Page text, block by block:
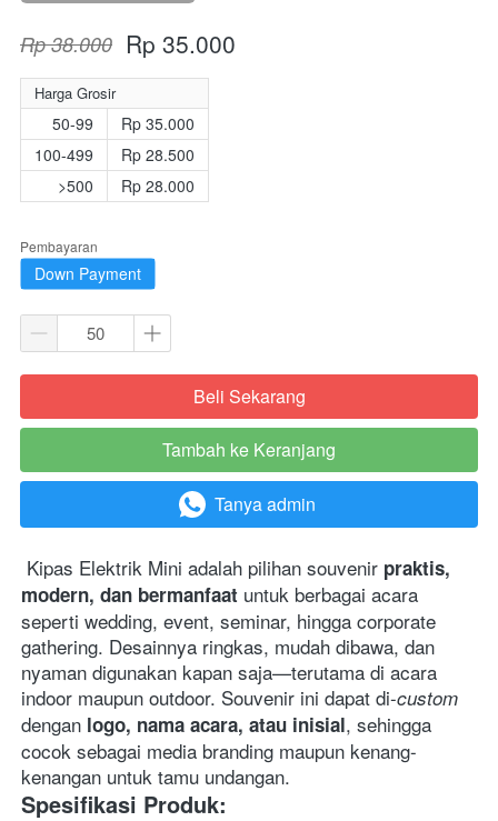
Rp 38.000 Rp 35.000
Harga Grosir
50-99
100-499
>500
Rp 35.000
Rp 28.500
Rp 28.000
Pembayaran
Down Payment
`Beli Sekarang
`
Tambah ke Keranjang
` Tanya admin
Kipas Elektrik Mini adalah pilihan souvenir praktis,
modern, dan bermanfaat untuk berbagai acara
seperti wedding, event, seminar, hingga corporate
gathering. Desainnya ringkas, mudah dibawa, dan
nyaman digunakan kapan saja—terutama di acara
indoor maupun outdoor. Souvenir ini dapat di-custom
dengan logo, nama acara, atau inisial, sehingga
cocok sebagai media branding maupun kenang-
kenangan untuk tamu undangan.
Spesifikasi Produk: